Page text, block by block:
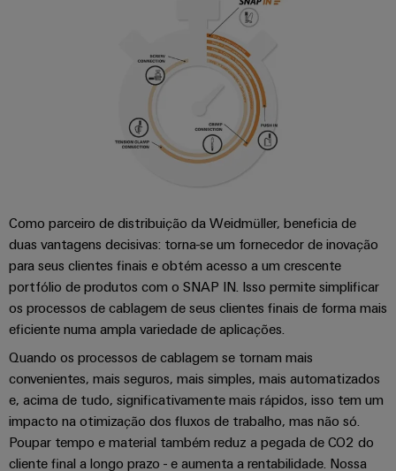
Como parceiro de distribuição da Weidmüller, beneficia de
duas vantagens decisivas: torna-se um fornecedor de inovação
para seus clientes finais e obtém acesso a um crescente
portfólio de produtos com o SNAP IN. Isso permite simplificar
os processos de cablagem de seus clientes finais de forma mais
eficiente numa ampla variedade de aplicações.
Quando os processos de cablagem se tornam mais
convenientes, mais seguros, mais simples, mais automatizados
e, acima de tudo, significativamente mais rápidos, isso tem um
impacto na otimização dos fluxos de trabalho, mas não só.
Poupar tempo e material também reduz a pegada de CO2 do
cliente final a longo prazo - e aumenta a rentabilidade. Nossa